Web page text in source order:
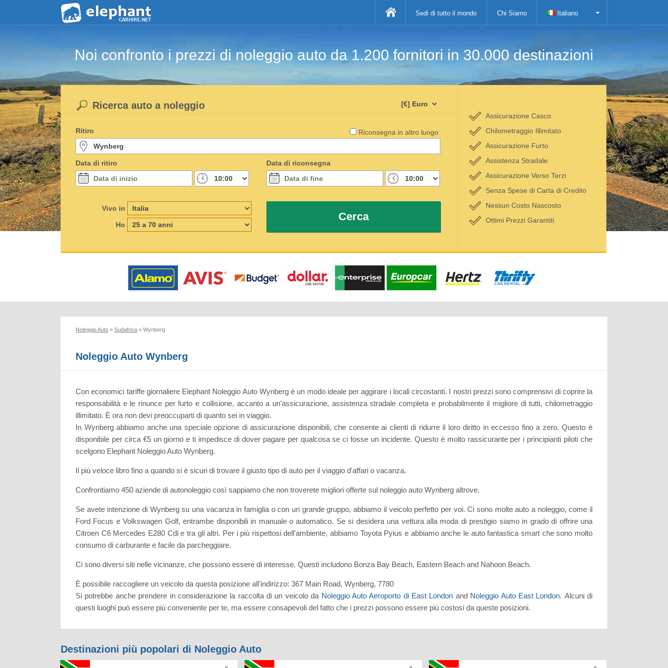
Sedi di tutto il mondo Chi Siamo Italiano
Noi confronto i prezzi di noleggio auto da 1.200 fornitori in 30.000 destinazioni
Riconsegna in altro luogo
Ricerca auto a noleggio
Ritiro
Data di ritiro Data di riconsegna
Vivo in
Ho
Cerca
Assicurazione Casco
Chilometraggio Illimitato
Assicurazione Furto
Assistenza Stradale
Assicurazione Verso Terzi
Senza Spese di Carta di Credito
Nessun Costo Nascosto
Ottimi Prezzi Garantiti
Noleggio Auto » Sudafrica » Wynberg
Noleggio Auto Wynberg
Con economici tariffe giornaliere Elephant Noleggio Auto Wynberg è un modo ideale per aggirare i locali circostanti. I nostri prezzi sono comprensivi di coprire la
responsabilità e le rinunce per furto e collisione, accanto a un'assicurazione, assistenza stradale completa e probabilmente il migliore di tutti, chilometraggio
illimitato. È ora non devi preoccuparti di quanto sei in viaggio.
In Wynberg abbiamo anche una speciale opzione di assicurazione disponibili, che consente ai clienti di ridurre il loro diritto in eccesso fino a zero. Questo è
disponibile per circa €5 un giorno e ti impedisce di dover pagare per qualcosa se ci fosse un incidente. Questo è molto rassicurante per i principianti piloti che
scelgono Elephant Noleggio Auto Wynberg.
Il più veloce libro fino a quando si è sicuri di trovare il giusto tipo di auto per il viaggio d'affari o vacanza.
Confrontiamo 450 aziende di autonoleggio così sappiamo che non troverete migliori offerte sul noleggio auto Wynberg altrove.
Se avete intenzione di Wynberg su una vacanza in famiglia o con un grande gruppo, abbiamo il veicolo perfetto per voi. Ci sono molte auto a noleggio, come il
Ford Focus e Volkswagen Golf, entrambe disponibili in manuale o automatico. Se si desidera una vettura alla moda di prestigio siamo in grado di offrire una
Citroen C6 Mercedes E280 Cdi e tra gli altri. Per i più rispettosi dell'ambiente, abbiamo Toyota Pyius e abbiamo anche le auto fantastica smart che sono molto
consumo di carburante e facile da parcheggiare.
Ci sono diversi siti nelle vicinanze, che possono essere di interesse. Questi includono Bonza Bay Beach, Eastern Beach and Nahoon Beach.
È possibile raccogliere un veicolo da questa posizione all'indirizzo: 367 Main Road, Wynberg, 7780
Si potrebbe anche prendere in considerazione la raccolta di un veicolo da Noleggio Auto Aeroporto di East London and Noleggio Auto East London. Alcuni di
questi luoghi può essere più conveniente per te, ma essere consapevoli del fatto che i prezzi possono essere più costosi da queste posizioni.
Destinazioni più popolari di Noleggio Auto